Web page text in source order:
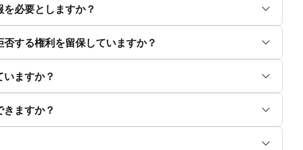
必要としますか？
する権利を留保していますか？
ますか？
ますか？